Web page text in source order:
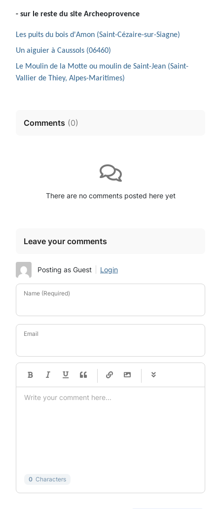
- sur le reste du site Archeoprovence
Les puits du bois d'Amon (Saint-Cézaire-sur-Siagne)
Un aiguier à Caussols (06460)
Le Moulin de la Motte ou moulin de Saint-Jean (Saint-
Vallier de Thiey, Alpes-Maritimes)
Comments (0)
There are no comments posted here yet
Leave your comments
Posting as Guest Login
Name (Required)
Email
-
-
-
-
0 Characters